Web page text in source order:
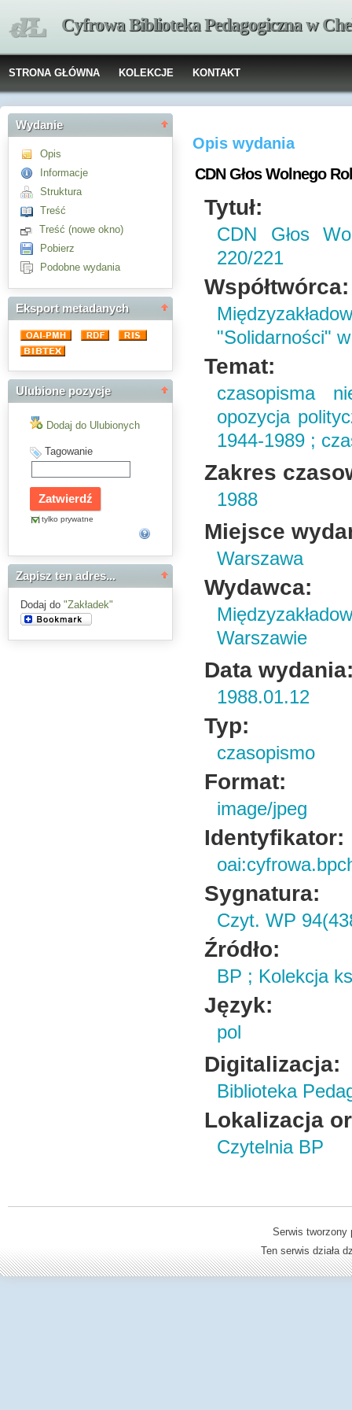
Cyfrowa Biblioteka Pedagogiczna w
STRONA GŁÓWNA KOLEKCJE KONTAKT
Wydanie
Opis
Informacje
Struktura
Treść
Treść (nowe okno)
Pobierz
Podobne wydania
Eksport metadanych
Ulubione pozycje
Dodaj do Ulubionych
Tagowanie
tylko prywatne
Zapisz ten adres...
Dodaj do "Zakładek"
Opis wydania
CDN Głos Wolnego
Tytuł:
CDN Głos
220/221
Współtwórca:
"Solidarności"
Temat:
czasopisma
opozycja
1944-1989 ;
Zakres
1988
Miejsce
Warszawa
Wydawca:
Warszawie
Data
1988.01.12
Typ:
czasopismo
Format:
image/jpeg
Identyfikator:
Sygnatura:
Czyt. WP
Źródło:
BP ; Kolekcja
Język:
pol
Digitalizacja:
Biblioteka
Lokalizacja
Czytelnia BP
Serwis
Ten serwis działa